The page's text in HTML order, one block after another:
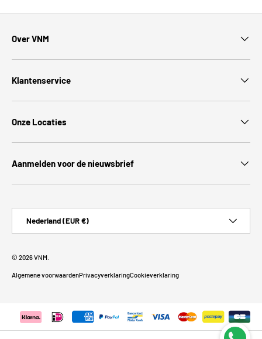
Over VNM
Klantenservice
Onze Locaties
Aanmelden voor de nieuwsbrief
Nederland (EUR €)
© 2026VNM
Algemene voorwaardenPrivacyverklaringCookieverklaring